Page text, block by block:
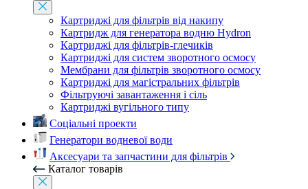
Картриджі для фільтрів від накипу
Картридж для генератора водню Hydron
Картриджі для фільтрів-глечиків
Картриджі для систем зворотного осмосу
Мембрани для фільтрів зворотного осмосу
Картриджі для магістральних фільтрів
Фільтруючі завантаження і сіль
Картриджі вугільного типу
Соціальні проекти
Генератори водневої води
Аксесуари та запчастини для фільтрів
Каталог товарів